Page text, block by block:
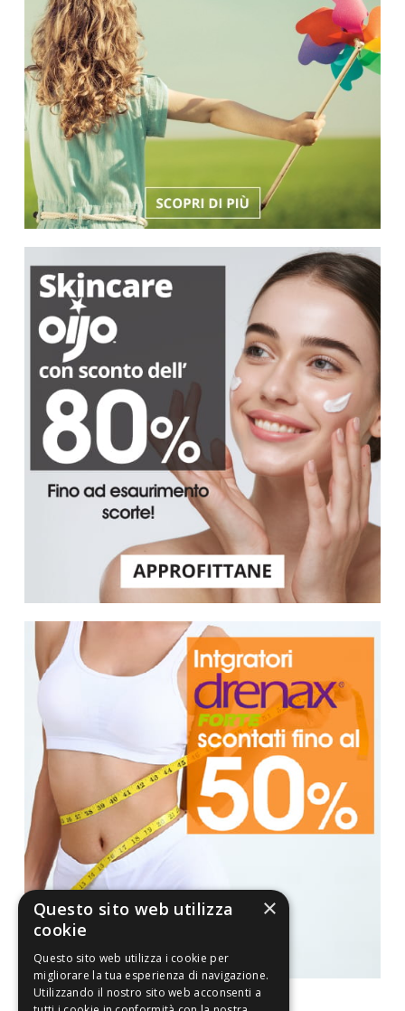
×
Questo sito web utilizza
cookie
Questo sito web utilizza i cookie per
migliorare la tua esperienza di navigazione.
Utilizzando il nostro sito web acconsenti a